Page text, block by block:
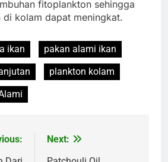
fitoplankton sehingga
kolam dapat meningkat.
ikan
pakan alami ikan
plankton kolam
Next: